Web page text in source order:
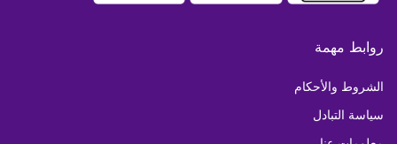
روابط مهمة
الشروط والأحكام
سياسة التبادل